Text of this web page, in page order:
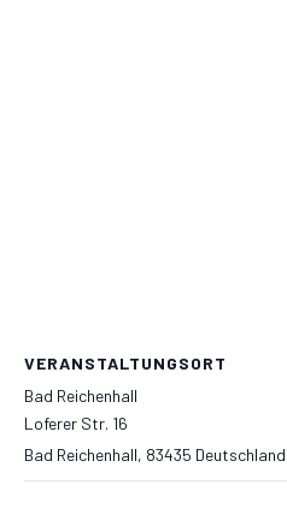
VERANSTALTUNGSORT
Bad Reichenhall
Loferer Str. 16
Bad Reichenhall, 83435 Deutschland